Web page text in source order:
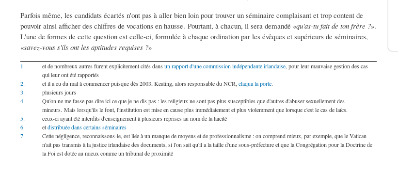
Parfois même, les candidats écartés n'ont pas à aller bien loin pour trouver un séminaire complaisant et trop content de
pouvoir ainsi afficher des chiffres de vocations en hausse. Pourtant, à chacun, il sera demandé «qu'as-tu fait de ton frère ?».
L'une de formes de cette question est celle-ci, formulée à chaque ordination par les évêques et supérieurs de séminaires,
«savez-vous s'ils ont les aptitudes requises ?»
1. et de nombreux autres furent explicitement cités dansun rapport d'une commission indépendante irlandaise, pour leur mauvaise gestion des cas
qui leur ont été rapportés
2.
et il a eu du mal à commencer puisque dès 2003, Keating, alors responsable du NCR,claqua la porte.
3.
plusieurs jours
4.
Qu'on ne me fasse pas dire ici ce que je ne dis pas : les religieux ne sont pas plus susceptibles que d'autres d'abuser sexuellement des
mineurs. Mais lorsqu'ils le font, l'institution est mise en cause plus immédiatement et plus violemment que lorsque c'est le cas de laïcs.
5.
ceux-ci ayant été interdits d'enseignement à plusieurs reprises au nom de la laïcité
6.
etdistribuée dans certains séminaires
7.
Cette négligence, reconnaissons-le, est liée à un manque de moyens et de professionnalisme : on comprend mieux, par exemple, que le Vatican
n'ait pas transmis à la justice irlandaise des documents, si l'on sait qu'il a la taille d'une sous-préfecture et que la Congrégation pour la Doctrine de
la Foi est dotée au mieux comme un tribunal de proximité